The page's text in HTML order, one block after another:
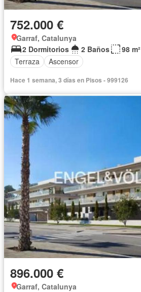
752.000 €
Garraf, Catalunya
2 Dormitorios
2 Baños
98 m²
Terraza
Ascensor
Hace 1 semana, 3 días en Pisos - 999126
896.000 €
Garraf, Catalunya